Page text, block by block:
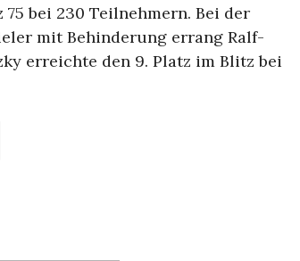
bei 230 Teilnehmern. Bei der
mit Behinderung errang Ralf-
erreichte den 9. Platz im Blitz bei